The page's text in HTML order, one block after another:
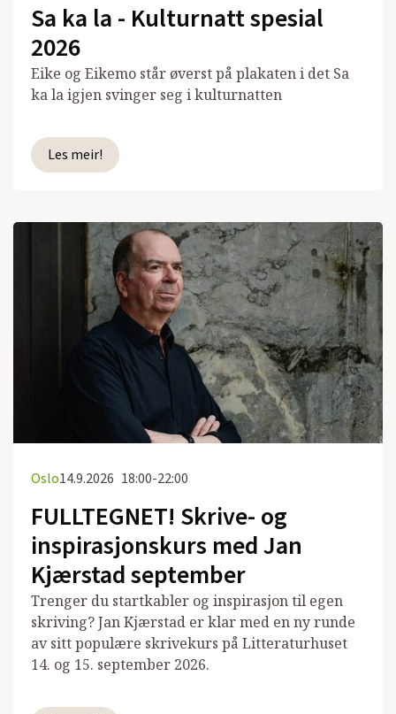
Sa ka la - Kulturnatt spesial
2026
Eike og Eikemo står øverst på plakaten i det Sa
ka la igjen svinger seg i kulturnatten
Les meir!
Oslo14.9.2026 18:00-22:00
FULLTEGNET! Skrive- og
inspirasjonskurs med Jan
Kjærstad september
Trenger du startkabler og inspirasjon til egen
skriving? Jan Kjærstad er klar med en ny runde
av sitt populære skrivekurs på Litteraturhuset
14. og 15. september 2026.